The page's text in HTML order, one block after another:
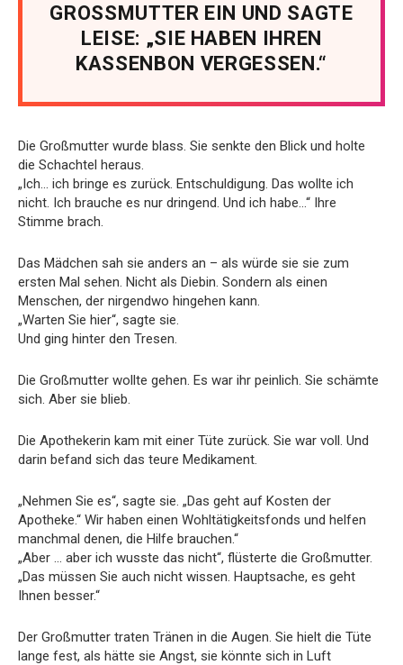
GROSSMUTTER EIN UND SAGTE
LEISE: „SIE HABEN IHREN
KASSENBON VERGESSEN.“
Die Großmutter wurde blass. Sie senkte den Blick und holte
die Schachtel heraus.
„Ich… ich bringe es zurück. Entschuldigung. Das wollte ich
nicht. Ich brauche es nur dringend. Und ich habe…“ Ihre
Stimme brach.
Das Mädchen sah sie anders an – als würde sie sie zum
ersten Mal sehen. Nicht als Diebin. Sondern als einen
Menschen, der nirgendwo hingehen kann.
„Warten Sie hier“, sagte sie.
Und ging hinter den Tresen.
Die Großmutter wollte gehen. Es war ihr peinlich. Sie schämte
sich. Aber sie blieb.
Die Apothekerin kam mit einer Tüte zurück. Sie war voll. Und
darin befand sich das teure Medikament.
„Nehmen Sie es“, sagte sie. „Das geht auf Kosten der
Apotheke.“ Wir haben einen Wohltätigkeitsfonds und helfen
manchmal denen, die Hilfe brauchen.“
„Aber … aber ich wusste das nicht“, flüsterte die Großmutter.
„Das müssen Sie auch nicht wissen. Hauptsache, es geht
Ihnen besser.“
Der Großmutter traten Tränen in die Augen. Sie hielt die Tüte
lange fest, als hätte sie Angst, sie könnte sich in Luft